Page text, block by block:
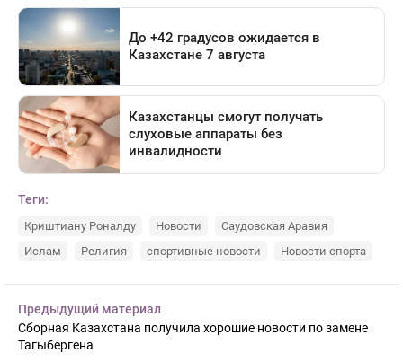
Теги:
Криштиану Роналду Новости
Саудовская Аравия
Ислам
Религия спортивные новости Новости спорта
Предыдущий материал
Сборная Казахстана получила хорошие новости по замене
Тагыбергена